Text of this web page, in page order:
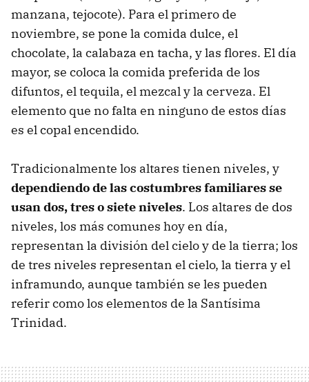
manzana, tejocote). Para el primero de
noviembre, se pone la comida dulce, el
chocolate, la calabaza en tacha, y las flores. El día
mayor, se coloca la comida preferida de los
difuntos, el tequila, el mezcal y la cerveza. El
elemento que no falta en ninguno de estos días
es el copal encendido.
Tradicionalmente los altares tienen niveles, y
dependiendo de las costumbres familiares se
usan dos, tres o siete niveles. Los altares de dos
niveles, los más comunes hoy en día,
representan la división del cielo y de la tierra; los
de tres niveles representan el cielo, la tierra y el
inframundo, aunque también se les pueden
referir como los elementos de la Santísima
Trinidad.